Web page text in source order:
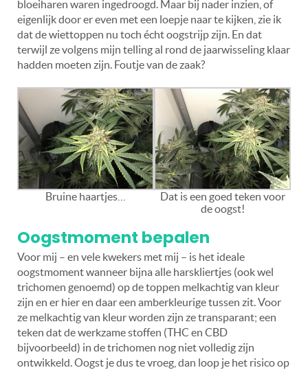
bloeiharen waren ingedroogd. Maar bij nader inzien, of
eigenlijk door er even met een loepje naar te kijken, zie ik
dat de wiettoppen nu toch écht oogstrijp zijn. En dat
terwijl ze volgens mijn telling al rond de jaarwisseling klaar
hadden moeten zijn. Foutje van de zaak?
Bruine haartjes…
Dat is een goed teken voor
de oogst!
Oogstmoment bepalen
Voor mij – en vele kwekers met mij – is het ideale
oogstmoment wanneer bijna alle harskliertjes (ook wel
trichomen genoemd) op de toppen melkachtig van kleur
zijn en er hier en daar een amberkleurige tussen zit. Voor
ze melkachtig van kleur worden zijn ze transparant; een
teken dat de werkzame stoffen (THC en CBD
bijvoorbeeld) in de trichomen nog niet volledig zijn
ontwikkeld. Oogst je dus te vroeg, dan loop je het risico op